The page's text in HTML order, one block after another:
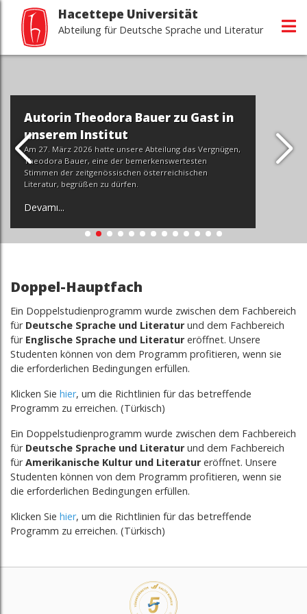
Hacettepe Universität
Abteilung für Deutsche Sprache und Literatur
Autorin Theodora Bauer zu Gast in
unserem Institut
Am 27. März 2026 hatte unsere Abteilung das Vergnügen,
Theodora Bauer, eine der bemerkenswertesten
Stimmen der zeitgenössischen österreichischen
Literatur, begrüßen zu dürfen.
Devamı...
Doppel-Hauptfach
Ein Doppelstudienprogramm wurde zwischen dem Fachbereich
für Deutsche Sprache und Literatur und dem Fachbereich
für Englische Sprache und Literatur eröffnet. Unsere
Studenten können von dem Programm profitieren, wenn sie
die erforderlichen Bedingungen erfüllen.
Klicken Sie hier, um die Richtlinien für das betreffende
Programm zu erreichen. (Türkisch)
Ein Doppelstudienprogramm wurde zwischen dem Fachbereich
für Deutsche Sprache und Literatur und dem Fachbereich
fürAmerikanische Kultur und Literatur eröffnet. Unsere
Studenten können von dem Programm profitieren, wenn sie
die erforderlichen Bedingungen erfüllen.
Klicken Sie hier, um die Richtlinien für das betreffende
Programm zu erreichen. (Türkisch)